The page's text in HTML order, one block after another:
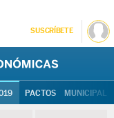
SUSCRÍBETE
PACTOS